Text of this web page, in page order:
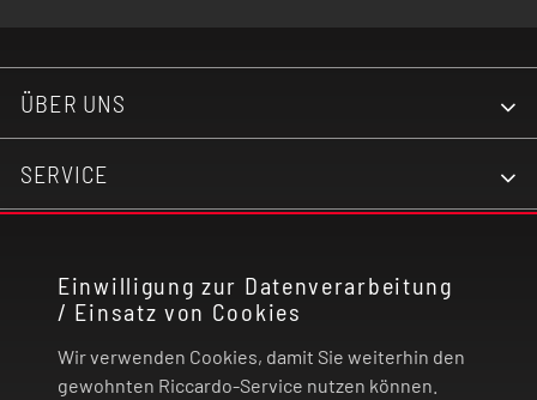
Einwilligung zur Datenverarbeitung
/ Einsatz von Cookies
Wir verwenden Cookies, damit Sie weiterhin den
gewohnten Riccardo-Service nutzen können.
ÜBER UNS
SERVICE
RECHTLICHES
ZAHLUNG UND VERSAND